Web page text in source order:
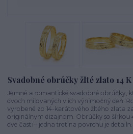
Svadobné obrúčky žlté zlato 14 K
Jemné a romantické svadobné obrúčky,
dvoch milovaných v ich výnimočný deň.
vyrobené zo 14-karátového žltého zlata
originálnym dizajnom. Obrúčky so šírkou
dve časti – jedna tretina povrchu je detailn...